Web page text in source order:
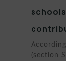
(section